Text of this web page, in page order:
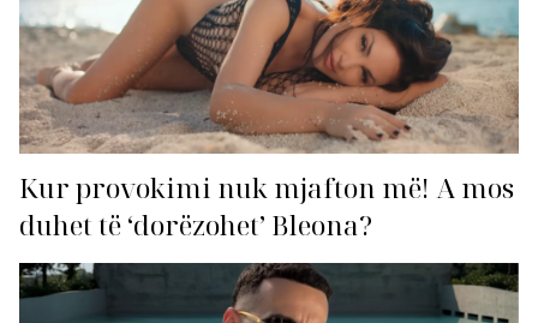
Kur provokimi nuk mjafton më! A mos
duhet të ‘dorëzohet’ Bleona?